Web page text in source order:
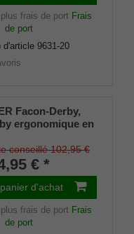
plus frais de port Frais
de port
d'article 9631-20
Facon-Derby,
ergonomique en
anneau en laiton,
canne en bois
ombré foncé,
caoutchouc inclus,
conseillé 102,95 €
€ *
d'achat
plus frais de port Frais
de port